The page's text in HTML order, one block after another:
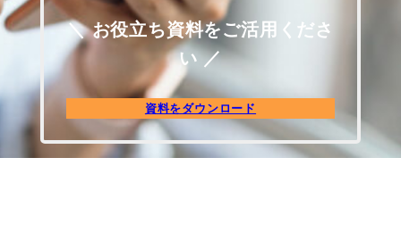
＼ お役立ち資料をご活用くださ
い ／
資料をダウンロード